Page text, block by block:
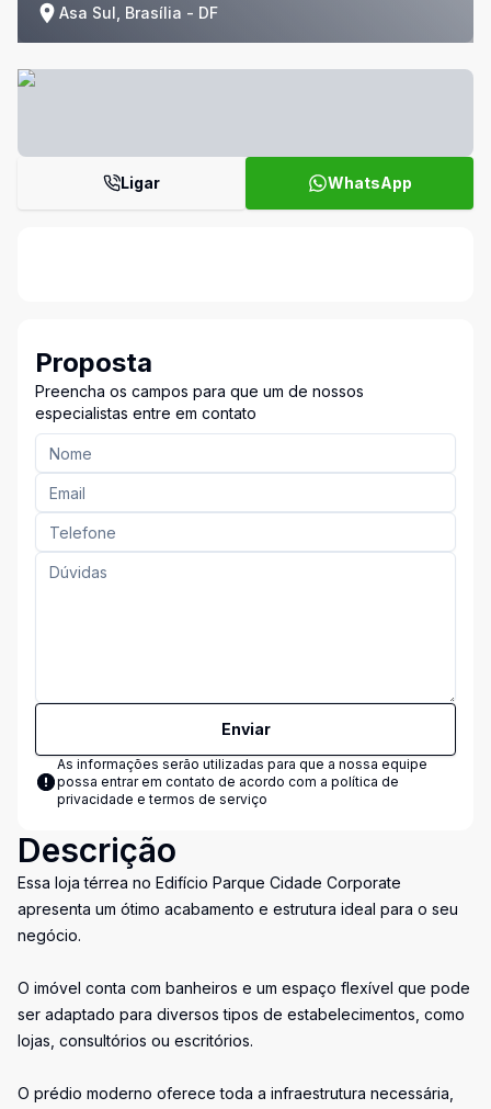
Asa Sul, Brasília - DF
Ligar WhatsApp
Proposta
Preencha os campos para que um de nossos
especialistas entre em contato
Enviar
As informações serão utilizadas para que a nossa equipe
possa entrar em contato de acordo com a política de
privacidade e termos de serviço
Descrição
Essa loja térrea no Edifício Parque Cidade Corporate
apresenta um ótimo acabamento e estrutura ideal para o seu
negócio.
O imóvel conta com banheiros e um espaço flexível que pode
ser adaptado para diversos tipos de estabelecimentos, como
lojas, consultórios ou escritórios.
O prédio moderno oferece toda a infraestrutura necessária,